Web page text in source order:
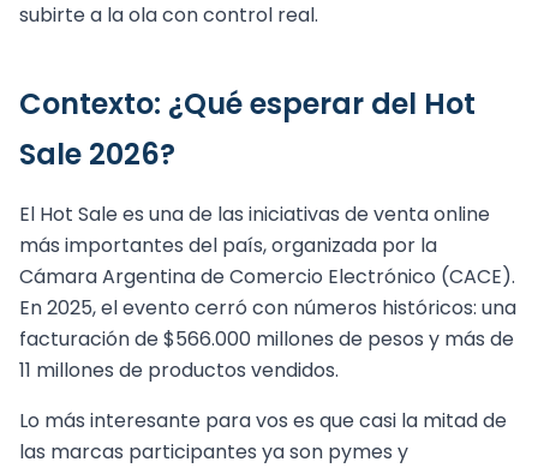
subirte a la ola con control real.
Contexto: ¿Qué esperar del Hot
Sale 2026?
El Hot Sale es una de las iniciativas de venta online
más importantes del país, organizada por la
Cámara Argentina de Comercio Electrónico (CACE).
En 2025, el evento cerró con números históricos: una
facturación de $566.000 millones de pesos y más de
11 millones de productos vendidos.
Lo más interesante para vos es que casi la mitad de
las marcas participantes ya son pymes y